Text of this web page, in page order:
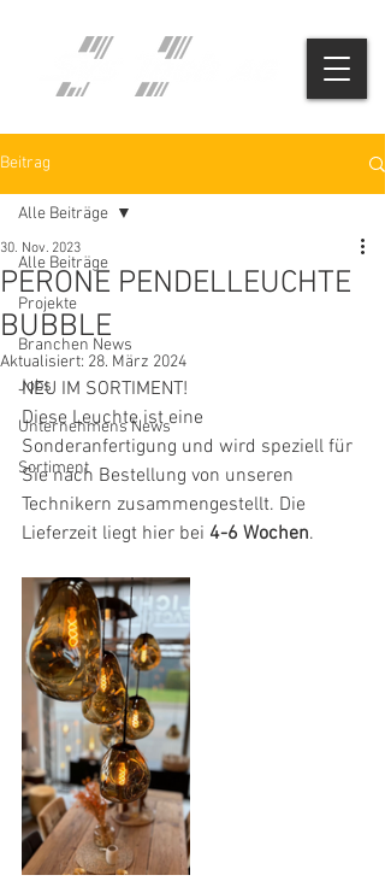
Beitrag
Alle Beiträge
Projekte
Branchen News
Jobs
Unternehmens News
Sortiment
Alle Beiträge
PERONE PENDELLEUCHTE
BUBBLE
30. Nov. 2023
Aktualisiert: 28. März 2024
NEU IM SORTIMENT!
Diese Leuchte ist eine
Sonderanfertigung und wird speziell für
Sie nach Bestellung von unseren
Technikern zusammengestellt. Die
Lieferzeit liegt hier bei 4-6 Wochen.